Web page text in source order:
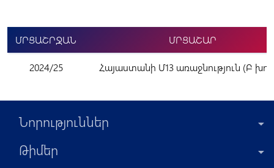
ՄՐՑԱՇՐՋԱՆ ՄՐՑԱՇԱՐ
2024/25 Հայաստանի Մ13 առաջնություն (Բ
Նորություններ
Թիմեր